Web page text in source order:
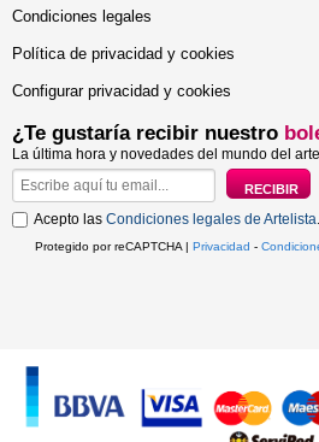
Condiciones legales
Política de privacidad y cookies
Configurar privacidad y cookies
¿Te gustaría recibir nuestro
La última hora y novedades del mundo del
Acepto las Condiciones legales de Artelista.
Protegido por reCAPTCHA | Privacidad -